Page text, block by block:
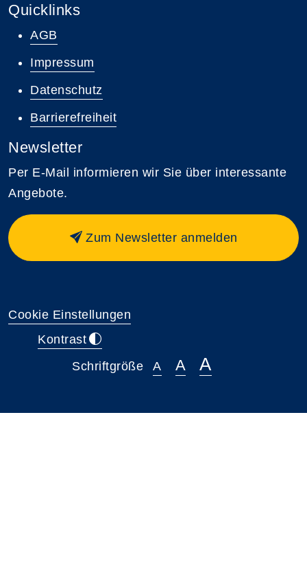
Quicklinks
AGB
Impressum
Datenschutz
Barrierefreiheit
Newsletter
Per E-Mail informieren wir Sie über interessante
Angebote.
Zum Newsletter anmelden
Cookie Einstellungen
Kontrast
Schriftgröße
A A A